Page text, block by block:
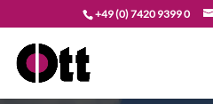
+49 (0) 7420 9399 0